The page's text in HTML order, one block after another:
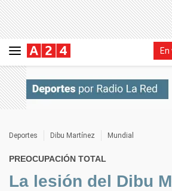
En
Deportes Dibu Martínez Mundial
PREOCUPACIÓN TOTAL
La lesión del Dibu